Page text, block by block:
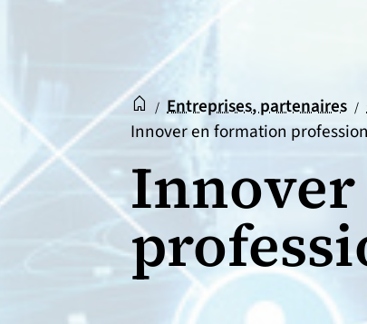
Accueil
Accueil
/ Entreprises, partenaires /
Innover en formation